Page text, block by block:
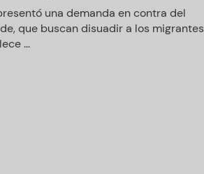
una demanda en contra del
que buscan disuadir a los migrantes
...